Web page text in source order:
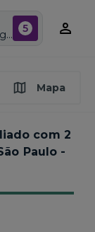
Individual ou Casal, 2+ Quartos, Vagas de garagem: Sim, Não mobiliado, Piscina 5
Mapa
com 2
Paulo -